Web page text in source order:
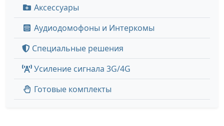
Аксессуары
Аудиодомофоны и Интеркомы
Специальные решения
Усиление сигнала 3G/4G
Готовые комплекты